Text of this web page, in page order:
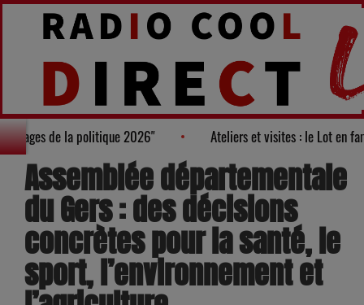
des "100 nouveaux visages de la politique 2026"
Assemblée départementale
du Gers : des décisions
concrètes pour la santé, le
sport, l’environnement et